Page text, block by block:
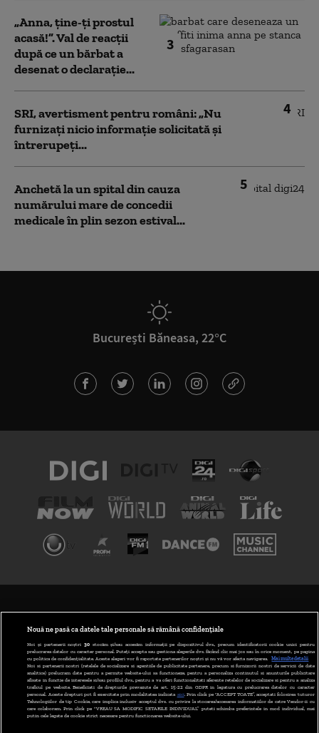
3
„Anna, ţine-ţi prostul
acasă!”. Val de reacții
după ce un bărbat a
desenat o declarație...
4
SRI, avertisment pentru români: „Nu
furnizați nicio informație solicitată și
întrerupeți...
5
Anchetă la un spital din cauza
numărului mare de concedii
medicale în plin sezon estival...
București Băneasa, 22°C
ABONARE DIGI TV
GESTIONAȚI PREFERINȚELE
CODUL DIGI24
CAMERE WEB
Nouă ne pasă ca datele tale personale să rămână confidențiale
Noi și partenerii noștri 30stocăm și/sau accesăm informații pe dispozitivul dvs., precum identificatorii cookie unici pentru
prelucrarea datelor cu caracter personal. Puteți accepta sau gestiona alegerile dvs. făcând clic mai jos sau în orice moment, pe pagina
cu politica de confidențialitate. Aceste alegeri vor fi raportate partenerilor noștri și nu vă vor afecta navigarea.
Mai multe detalii
Noi si partenerii nostri (retelele de socializare si agentiile de publicitate partenere, precum si furnizorii nostri de servicii de date
analitice) prelucram date pentru a permite website-ului sa functioneze, pentru a personaliza continutul si anunturile publicitare
afisate in functie de interesele si/sau profilul dvs., pentru a va oferi functionalitati aferente retelelor de socializare si pentru a analiza
traficul pe website. Beneficiati de drepturile prevazute de art. 15-22 din GDPR in legatura cu prelucrarea datelor cu caracter
personal. Aceste drepturi pot fi exercitate prin modalitatea indicata aici. Prin click pe “ACCEPT TOATE”, acceptati folosirea tuturor
Tehnologiilor de tip Cookie, care implica inclusiv acceptul dvs. cu privire la stocarea/accesarea informatiilor de catre Vendor-ii cu
care colaboram. Prin click pe “VREAU SA MODIFIC SETARILE INDIVIDUAL” puteti schimba preferintele in mod individual, mai
putin cele legate de cookie strict necesare pentru functionarea website-ului.